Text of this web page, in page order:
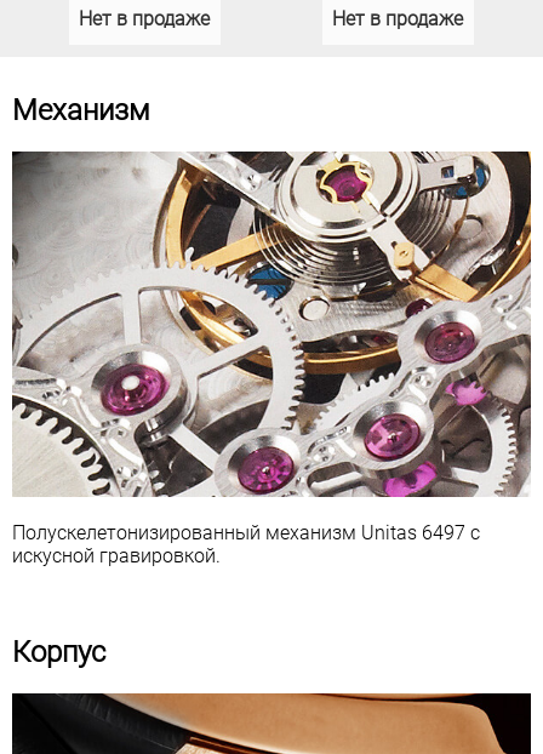
Нет в продаже Нет в продаже
Механизм
Полускелетонизированный механизм Unitas 6497 с
искусной гравировкой.
Корпус